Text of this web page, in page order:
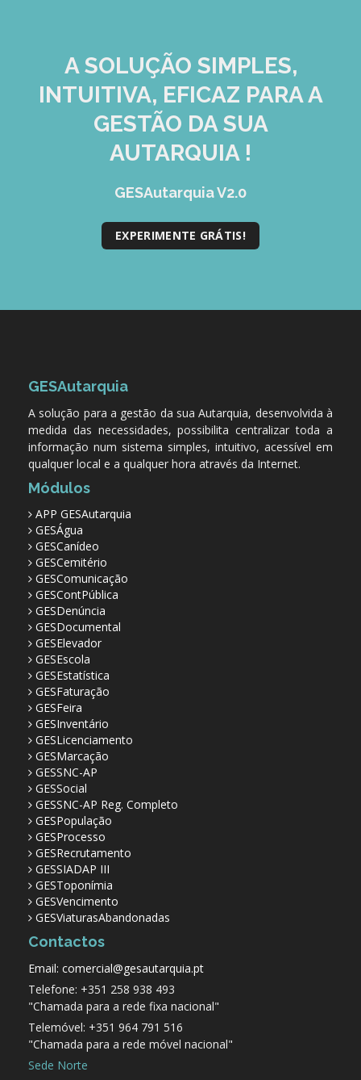
A SOLUÇÃO SIMPLES,
INTUITIVA, EFICAZ PARA A
GESTÃO DA SUA
AUTARQUIA !
GESAutarquia V2.0
EXPERIMENTE GRÁTIS!
GESAutarquia
A solução para a gestão da sua Autarquia, desenvolvida à
medida das necessidades, possibilita centralizar toda a
informação num sistema simples, intuitivo, acessível em
qualquer local e a qualquer hora através da Internet.
Módulos
APP GESAutarquia
GESÁgua
GESCanídeo
GESCemitério
GESComunicação
GESContPública
GESDenúncia
GESDocumental
GESElevador
GESEscola
GESEstatística
GESFaturação
GESFeira
GESInventário
GESLicenciamento
GESMarcação
GESSNC-AP
GESSocial
GESSNC-AP Reg. Completo
GESPopulação
GESProcesso
GESRecrutamento
GESSIADAP III
GESToponímia
GESVencimento
GESViaturasAbandonadas
Contactos
Email: comercial@gesautarquia.pt
Telefone: +351 258 938 493
"Chamada para a rede fixa nacional"
Telemóvel: +351 964 791 516
"Chamada para a rede móvel nacional"
Sede Norte